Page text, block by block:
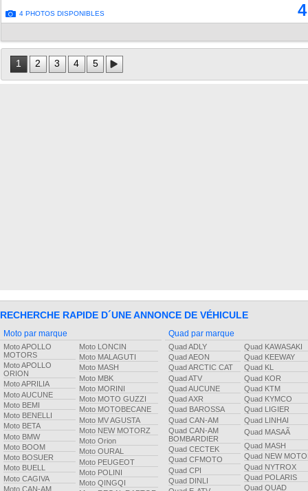
4 PHOTOS DISPONIBLES
1 2 3 4 5
RECHERCHE RAPIDE D´UNE ANNONCE DE VÉHICULE
Moto par marque
Moto APOLLO
MOTORS
Moto APOLLO
ORION
Moto APRILIA
Moto AUCUNE
Moto BEMI
Moto BENELLI
Moto BETA
Moto BMW
Moto BOOM
Moto BOSUER
Moto BUELL
Moto CAGIVA
Moto CAN-AM
Moto LONCIN
Moto MALAGUTI
Moto MASH
Moto MBK
Moto MORINI
Moto MOTO GUZZI
Moto MOTOBECANE
Moto MV AGUSTA
Moto NEW MOTORZ
Moto Orion
Moto OURAL
Moto PEUGEOT
Moto POLINI
Moto QINGQI
Quad par marque
Quad ADLY
Quad AEON
Quad ARCTIC CAT
Quad ATV
Quad AUCUNE
Quad AXR
Quad BAROSSA
Quad CAN-AM
Quad CAN-AM
BOMBARDIER
Quad CECTEK
Quad CFMOTO
Quad CPI
Quad DINLI
Quad KAWASAKI
Quad KEEWAY
Quad KL
Quad KOR
Quad KTM
Quad KYMCO
Quad LIGIER
Quad LINHAI
Quad MASAÃ
Quad MASH
Quad NEW
Quad NYTROX
Quad POLARIS
Quad QUAD